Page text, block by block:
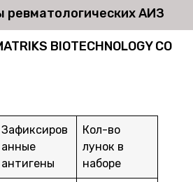
ревматологических АИЗ
BIOTECHNOLOGY CO
Зафиксиров
анные
антигены
Кол-во
лунок в
наборе